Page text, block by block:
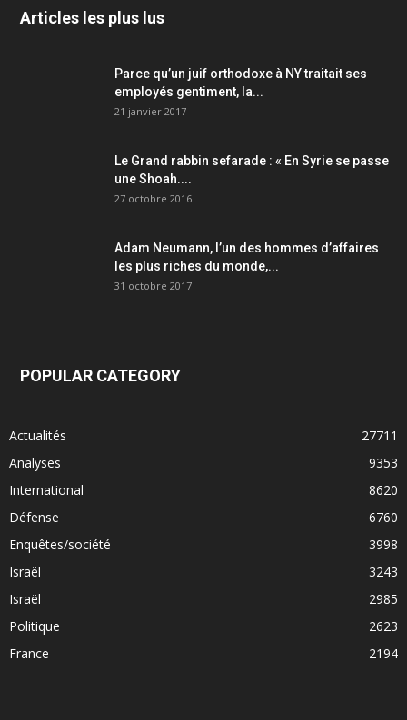
Articles les plus lus
Parce qu’un juif orthodoxe à NY traitait ses
employés gentiment, la...
21 janvier 2017
Le Grand rabbin sefarade : « En Syrie se passe
une Shoah....
27 octobre 2016
Adam Neumann, l’un des hommes d’affaires
les plus riches du monde,...
31 octobre 2017
POPULAR CATEGORY
Actualités
27711
Analyses
9353
International
8620
Défense
6760
Enquêtes/société
3998
Israël
3243
Israël
2985
Politique
2623
France
2194